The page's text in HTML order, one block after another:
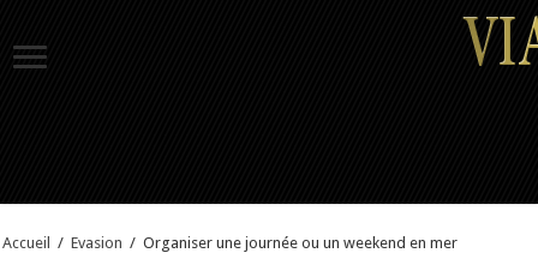
Accueil / Evasion / Organiser une journée ou un weekend en mer